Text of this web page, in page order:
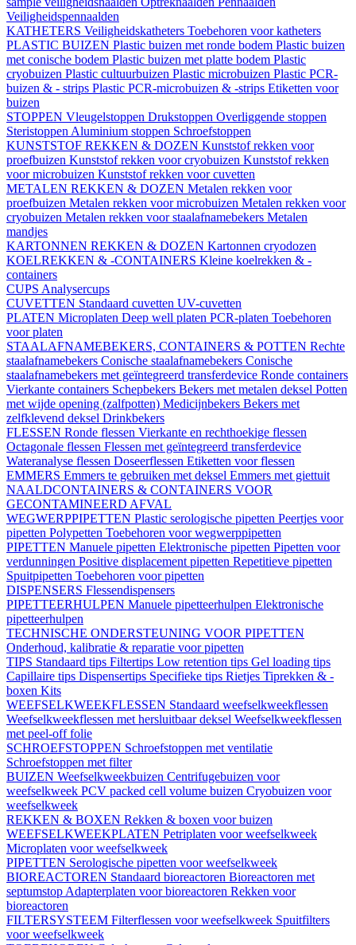
Veiligheidspennaalden
KATHETERS Veiligheidskatheters Toebehoren voor katheters
PLASTIC BUIZEN Plastic buizen met ronde bodem Plastic buizen
met conische bodem Plastic buizen met platte bodem Plastic
cryobuizen Plastic cultuurbuizen Plastic microbuizen Plastic PCR-
buizen & - strips Plastic PCR-microbuizen & -strips Etiketten voor
buizen
STOPPEN Vleugelstoppen Drukstoppen Overliggende stoppen
Steristoppen Aluminium stoppen Schroefstoppen
KUNSTSTOF REKKEN & DOZEN Kunststof rekken voor
proefbuizen Kunststof rekken voor cryobuizen Kunststof rekken
voor microbuizen Kunststof rekken voor cuvetten
METALEN REKKEN & DOZEN Metalen rekken voor
proefbuizen Metalen rekken voor microbuizen Metalen rekken voor
cryobuizen Metalen rekken voor staalafnamebekers Metalen
mandjes
KARTONNEN REKKEN & DOZEN Kartonnen cryodozen
KOELREKKEN & -CONTAINERS Kleine koelrekken & -
containers
CUPS Analysercups
CUVETTEN Standaard cuvetten UV-cuvetten
PLATEN Microplaten Deep well platen PCR-platen Toebehoren
voor platen
STAALAFNAMEBEKERS, CONTAINERS & POTTEN Rechte
staalafnamebekers Conische staalafnamebekers Conische
staalafnamebekers met geïntegreerd transferdevice Ronde containers
Vierkante containers Schepbekers Bekers met metalen deksel Potten
met wijde opening (zalfpotten) Medicijnbekers Bekers met
zelfklevend deksel Drinkbekers
FLESSEN Ronde flessen Vierkante en rechthoekige flessen
Octagonale flessen Flessen met geïntegreerd transferdevice
Wateranalyse flessen Doseerflessen Etiketten voor flessen
EMMERS Emmers te gebruiken met deksel Emmers met giettuit
NAALDCONTAINERS & CONTAINERS VOOR
GECONTAMINEERD AFVAL
WEGWERPPIPETTEN Plastic serologische pipetten Peertjes voor
pipetten Polypetten Toebehoren voor wegwerppipetten
PIPETTEN Manuele pipetten Elektronische pipetten Pipetten voor
verdunningen Positive displacement pipetten Repetitieve pipetten
Spuitpipetten Toebehoren voor pipetten
DISPENSERS Flessendispensers
PIPETTEERHULPEN Manuele pipetteerhulpen Elektronische
pipetteerhulpen
TECHNISCHE ONDERSTEUNING VOOR PIPETTEN
Onderhoud, kalibratie & reparatie voor pipetten
TIPS Standaard tips Filtertips Low retention tips Gel loading tips
Capillaire tips Dispensertips Specifieke tips Rietjes Tiprekken & -
boxen Kits
WEEFSELKWEEKFLESSEN Standaard weefselkweekflessen
Weefselkweekflessen met hersluitbaar deksel Weefselkweekflessen
met peel-off folie
SCHROEFSTOPPEN Schroefstoppen met ventilatie
Schroefstoppen met filter
BUIZEN Weefselkweekbuizen Centrifugebuizen voor
weefselkweek PCV packed cell volume buizen Cryobuizen voor
weefselkweek
REKKEN & BOXEN Rekken & boxen voor buizen
WEEFSELKWEEKPLATEN Petriplaten voor weefselkweek
Microplaten voor weefselkweek
PIPETTEN Serologische pipetten voor weefselkweek
BIOREACTOREN Standaard bioreactoren Bioreactoren met
septumstop Adapterplaten voor bioreactoren Rekken voor
bioreactoren
FILTERSYSTEEM Filterflessen voor weefselkweek Spuitfilters
voor weefselkweek